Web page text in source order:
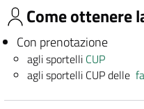
Come ottenere
Con prenotazione
agli sportelli CUP
agli sportelli CUP delle